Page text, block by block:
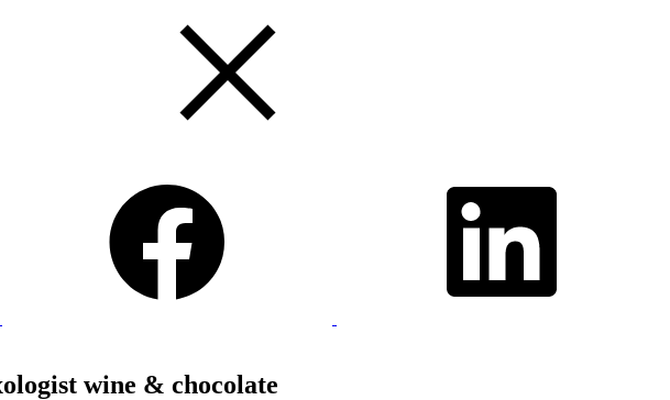
wine & chocolate